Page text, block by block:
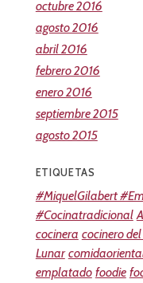
octubre 2016
agosto 2016
abril 2016
febrero 2016
enero 2016
septiembre 2015
agosto 2015
ETIQUETAS
#MiquelGilabert
#Cocinatradicional
cocinera cocinero
Lunar
emplatado foodie